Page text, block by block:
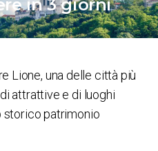
in 3 giorni
Lione, una delle città più
attrattive e di luoghi
storico patrimonio